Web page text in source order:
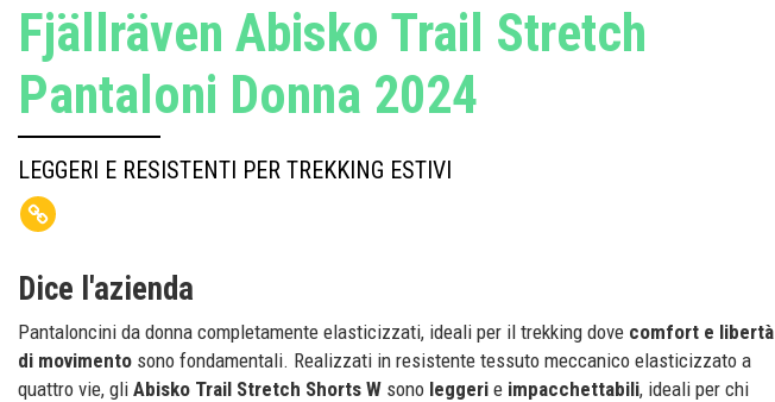
Fjällräven Abisko Trail Stretch
Pantaloni Donna 2024
LEGGERI E RESISTENTI PER TREKKING ESTIVI
Dice l'azienda
Pantaloncini da donna completamente elasticizzati, ideali per il trekking dove comfort e libertà
di movimento sono fondamentali. Realizzati in resistente tessuto meccanico elasticizzato a
quattro vie, gli Abisko Trail Stretch Shorts W sono leggeri e impacchettabili, ideali per chi